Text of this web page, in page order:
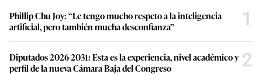
Phillip Chu Joy: “Le tengo mucho respeto a la inteligencia
artificial, pero también mucha desconfianza”
1
Diputados 2026-2031: Esta es la experiencia, nivel académico y
perfil de la nueva Cámara Baja del Congreso
2